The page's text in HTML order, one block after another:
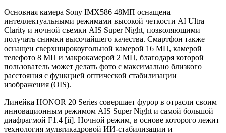
Основная камера Sony IMX586 48МП оснащена
интеллектуальными режимами высокой четкости AI Ultra
Clarity и ночной съемки AIS Super Night, позволяющими
получать снимки высочайшего качества. Смартфон также
оснащен сверхширокоугольной камерой 16 МП, камерой
телефото 8 МП и макрокамерой 2 МП, благодаря которой
пользователь может делать фото с максимально близкого
расстояния с функцией оптической стабилизации
изображения (OIS).
Линейка HONOR 20 Series совершает фурор в отрасли своим
инновационным режимом AIS Super Night и самой большой
диафрагмой F1.4 [ii]. Ночной режим, в основе которого лежит
технология мультикадровой ИИ-стабилизации и